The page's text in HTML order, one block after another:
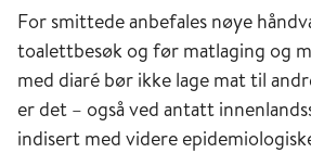
For smittede anbefales nøye
toalettbesøk og før matlaging og
med diaré bør ikke lage mat til
er det – også ved antatt
indisert med videre